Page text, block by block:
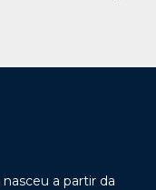
a partir da